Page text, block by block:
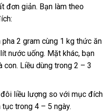
đơn giản. Bạn làm theo
2 gram cùng 1 kg thức ăn
nước uống. Mặt khác, bạn
Liều dùng trong 2 – 3
liều lượng so với mục đích
trong 4 – 5 ngày.